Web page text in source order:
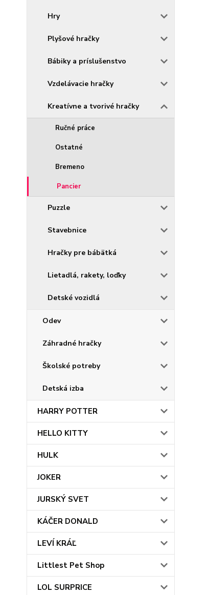
Hry
Plyšové hračky
Bábiky a príslušenstvo
Vzdelávacie hračky
Kreatívne a tvorivé hračky
Ručné práce
Ostatné
Bremeno
Pancier
Puzzle
Stavebnice
Hračky pre bábätká
Lietadlá, rakety, loďky
Detské vozidlá
Odev
Záhradné hračky
Školské potreby
Detská izba
HARRY POTTER
HELLO KITTY
HULK
JOKER
JURSKÝ SVET
KÁČER DONALD
LEVÍ KRÁĽ
Littlest Pet Shop
LOL SURPRICE